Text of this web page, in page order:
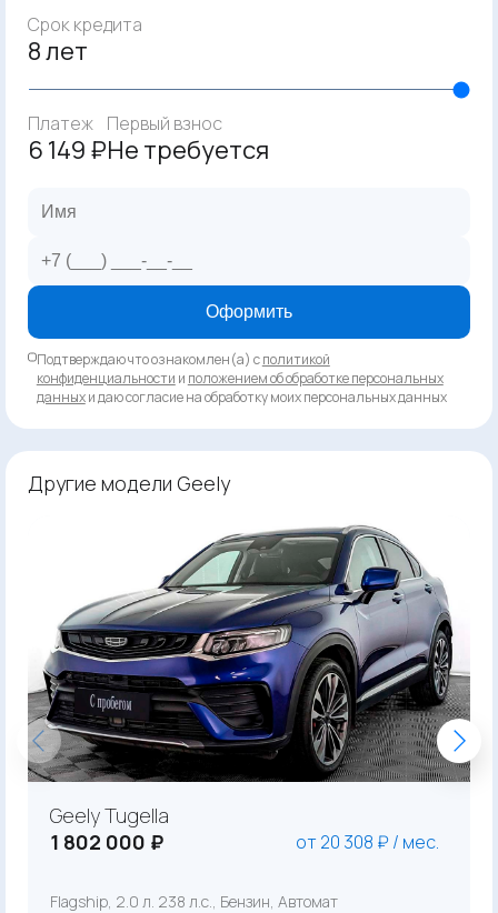
Срок кредита
8 лет
Платеж
6 149 ₽
Первый взнос
Не требуется
Оформить
Подтверждаю что ознакомлен(а) сполитикой
конфиденциальности и положением об обработке персональных
данныхи даю согласие на обработку моих персональных данных
Другие модели Geely
Geely Tugella
1 802 000 ₽
от 20 308 ₽ / мес.
Flagship, 2.0 л. 238 л.с., Бензин, Автомат